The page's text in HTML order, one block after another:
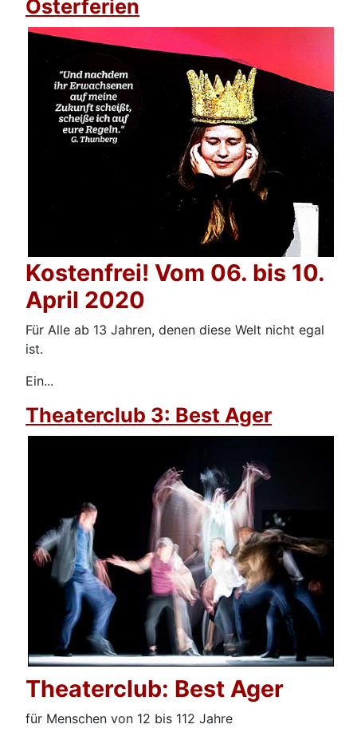
Osterferien
Kostenfrei! Vom 06. bis 10.
April 2020
Für Alle ab 13 Jahren, denen diese Welt nicht egal
ist.
Ein...
Theaterclub 3: Best Ager
Theaterclub: Best Ager
für Menschen von 12 bis 112 Jahre